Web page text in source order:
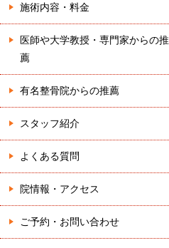
施術内容・料金
医師や大学教授・専門家からの推
薦
有名整骨院からの推薦
スタッフ紹介
よくある質問
院情報・アクセス
ご予約・お問い合わせ